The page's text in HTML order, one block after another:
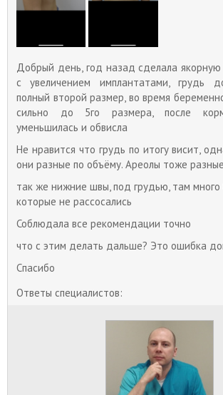
Добрый день, год назад сделала якорную
с увеличением имплантатами, грудь
полный второй размер, во время
сильно до 5го размера, после
уменьшилась и обвисла
Не нравится что грудь по итогу висит,
они разные по объёму. Ареолы тоже
так же нижние швы, под грудью, там много
которые не рассосались
Соблюдала все рекомендации точно
что с этим делать дальше? Это ошибка
Спасибо
Ответы специалистов: